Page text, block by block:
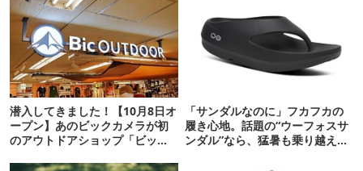
潜入してきました！【10月8日オ
ープン】あのビックカメラが初
のアウトドアショップ「ビック
「サンダルなのに」フカフカの
履き心地。話題の“ウーフォスサ
ンダル”なら、猛暑も乗り越えら